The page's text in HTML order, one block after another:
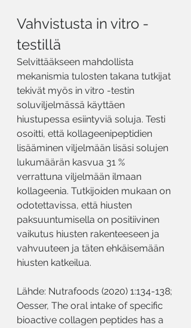
Vahvistusta in vitro -
testillä
Selvittääkseen mahdollista
mekanismia tulosten takana tutkijat
tekivät myös in vitro -testin
soluviljelmässä käyttäen
hiustupessa esiintyviä soluja. Testi
osoitti, että kollageenipeptidien
lisääminen viljelmään lisäsi solujen
lukumäärän kasvua 31 %
verrattuna viljelmään ilmaan
kollageenia. Tutkijoiden mukaan on
odotettavissa, että hiusten
paksuuntumisella on positiivinen
vaikutus hiusten rakenteeseen ja
vahvuuteen ja täten ehkäisemään
hiusten katkeilua.
Lähde: Nutrafoods (2020) 1:134-138;
Oesser, The oral intake of specific
bioactive collagen peptides has a